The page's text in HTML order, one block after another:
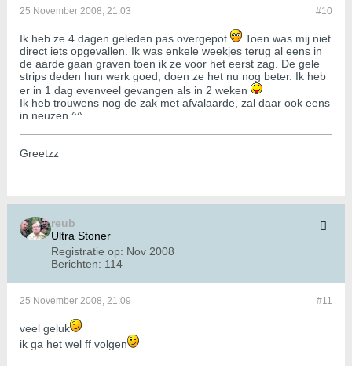
#10
25 November 2008, 21:03
Ik heb ze 4 dagen geleden pas overgepot
Toen was mij niet
direct iets opgevallen. Ik was enkele weekjes terug al eens in
de aarde gaan graven toen ik ze voor het eerst zag. De gele
strips deden hun werk goed, doen ze het nu nog beter. Ik heb
er in 1 dag evenveel gevangen als in 2 weken
Ik heb trouwens nog de zak met afvalaarde, zal daar ook eens
in neuzen ^^
Greetzz
reub
Ultra Stoner
Registratie op: Nov 2008
Berichten: 114
#11
25 November 2008, 21:09
veel geluk
ik ga het wel ff volgen